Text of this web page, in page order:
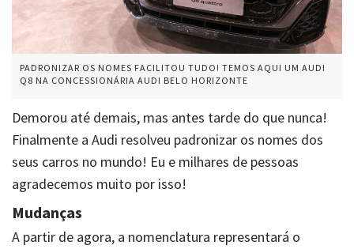
PADRONIZAR OS NOMES FACILITOU TUDO! TEMOS AQUI UM AUDI
Q8 NA CONCESSIONÁRIA AUDI BELO HORIZONTE
Demorou até demais, mas antes tarde do que nunca!
Finalmente a Audi resolveu padronizar os nomes dos
seus carros no mundo! Eu e milhares de pessoas
agradecemos muito por isso!
Mudanças
A partir de agora, a nomenclatura representará o